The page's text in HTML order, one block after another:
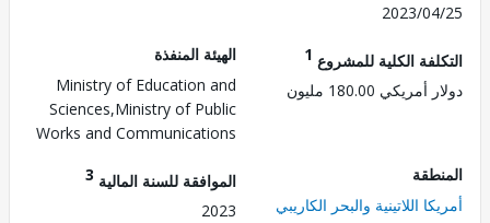
2023/
الكلية للمشروع1
180.00 مليون
الهيئة المنفذة
Ministry of Education and
Sciences,Ministry of Public
Works and Communications
اللاتينية والبحر الكاريبي
الموافقة للسنة المالية3
2023